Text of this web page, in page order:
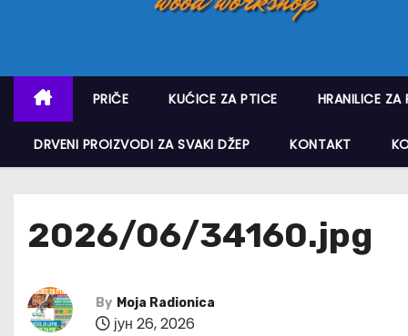
PRIČE KUĆICE ZA PTICE HRANILICE ZA
DRVENI PROIZVODI ZA SVAKI DŽEP KONTAKT
2026/06/34160.jpg
By Moja Radionica
јун 26, 2026